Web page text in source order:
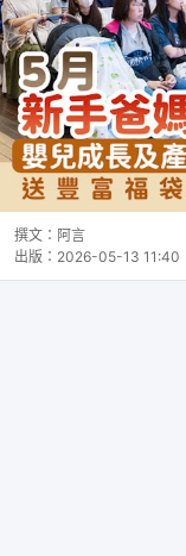
撰文： 阿言
出版： 2026-05-13 11:40